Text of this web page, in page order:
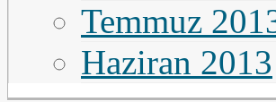
Temmuz
Haziran 2013